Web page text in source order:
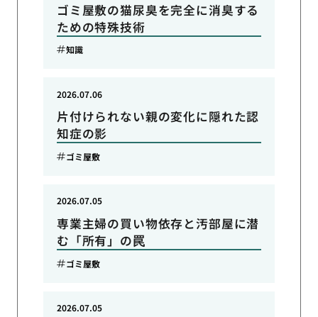
ゴミ屋敷の猫尿臭を完全に消臭する
ための特殊技術
知識
片付けられない親の変化に隠れた認
知症の影
2026.07.06
ゴミ屋敷
専業主婦の買い物依存と汚部屋に潜
む「所有」の罠
2026.07.05
ゴミ屋敷
2026.07.05